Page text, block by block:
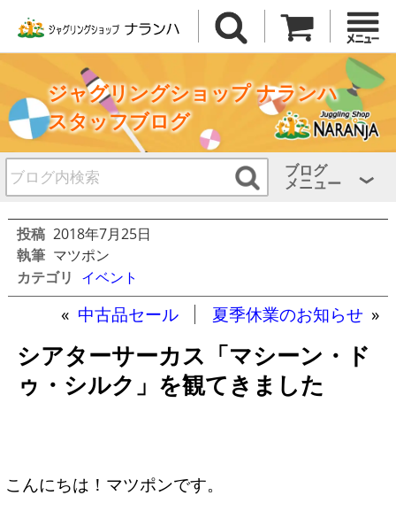
ジャグリングショップ ナランハ
スタッフブログ
ブログ
メニュー
投稿 2018年7月25日
執筆 マツポン
カテゴリ イベント
« 中古品セール 夏季休業のお知らせ »
シアターサーカス「マシーン・ド
ゥ・シルク」を観てきました
こんにちは！マツポンです。